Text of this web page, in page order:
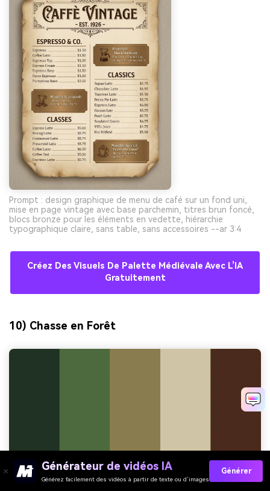
Prompt : design graphique de menu de café sur un fond uni,
mise en page vintage avec base parchemin, titres brun foncé,
blocs bronze pour les éléments en vedette, hiérarchie
typographique claire, sans table, sans accessoires --ar 3:4
Créez Des Visuels De Palette Médiévale Avec L’IA
Gratuitement
10) Chasse en Forêt
Générateur de vidéos IA
Générez facilement des vidéos à partir de texte ou d’images
Générer